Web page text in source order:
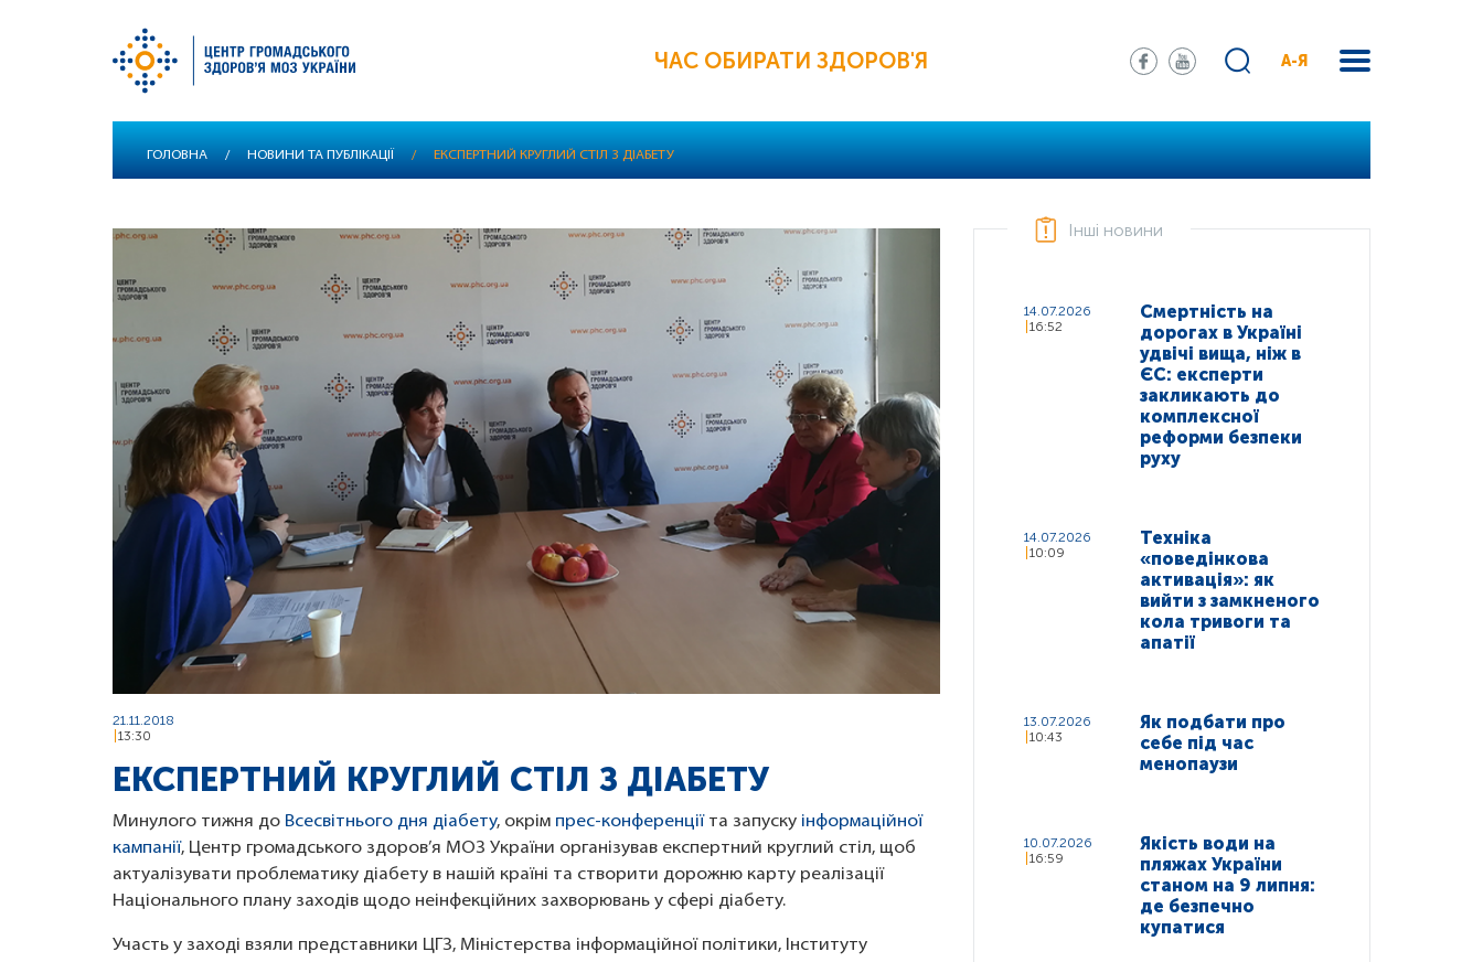
ЧАС ОБИРАТИ ЗДОРОВ'Я А-Я
ГОЛОВНА / НОВИНИ ТА ПУБЛІКАЦІЇ / ЕКСПЕРТНИЙ КРУГЛИЙ СТІЛ З ДІАБЕТУ
21.11.2018
13:30
ЕКСПЕРТНИЙ КРУГЛИЙ СТІЛ З ДІАБЕТУ
Минулого тижня до Всесвітнього дня діабету, окрім прес-конференціїта запуску інформаційної
кампанії, Центр громадського здоров’я МОЗ України організував експертний круглий стіл, щоб
актуалізувати проблематику діабету в нашій країні та створити дорожню карту реалізації
Національного плану заходів щодо неінфекційних захворювань у сфері діабету.
Участь у заході взяли представники ЦГЗ, Міністерства інформаційної політики, Інституту
Інші новини
14.07.2026
16:52
Смертність на
дорогах в Україні
удвічі вища, ніж в
ЄС: експерти
закликають до
комплексної
реформи безпеки
руху
14.07.2026
10:09
Техніка
«поведінкова
активація»: як
вийти з замкненого
кола тривоги та
апатії
13.07.2026
10:43
Як подбати про
себе під час
менопаузи
10.07.2026
16:59
Якість води на
пляжах України
станом на 9 липня:
де безпечно
купатися